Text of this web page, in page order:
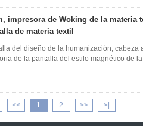
impresora de Woking de la materia
de materia textil
del diseño de la humanización, cabeza
de la pantalla del estilo magnético de
<< 1 2 >> >|